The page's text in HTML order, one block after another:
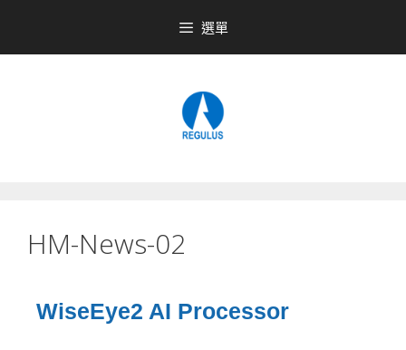
選單
HM-News-02
WiseEye2 AI Processor